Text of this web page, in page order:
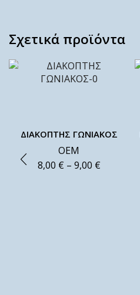
Σχετικά προϊόντα
ΔΙΑΚΟΠΤΗΣ ΓΩΝΙΑΚΟΣ
ΟΕΜ
8,00 € – 9,00 €